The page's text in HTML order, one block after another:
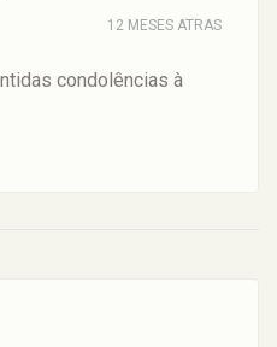
12 MESES ATRAS
condolências à